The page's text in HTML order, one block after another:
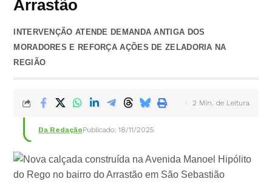
Arrastão
INTERVENÇÃO ATENDE DEMANDA ANTIGA DOS
MORADORES E REFORÇA AÇÕES DE ZELADORIA NA
REGIÃO
Da RedaçãoPublicado: 18/11/2025
2 Min. de Leitura